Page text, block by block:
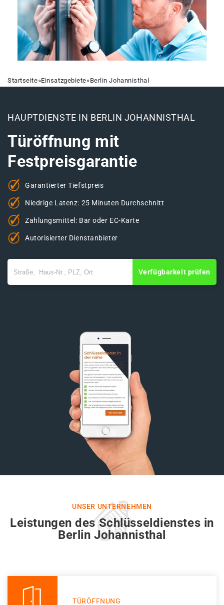
Startseite»Einsatzgebiete»Berlin Johannisthal
HAUPTDIENSTE IN BERLIN JOHANNISTHAL
Türöffnung mit
Festpreisgarantie
Garantierter Tiefstpreis
Niedrige Latenz: 25 Minuten Durchschnitt
Zahlungsmittel: Bar oder EC-Karte
Autorisierter Dienstanbieter
Verfügbarkeit prüfen
UNSER UNTERNEHMEN
Leistungen des Schlüsseldienstes in
Berlin Johannisthal
TÜRÖFFNUNG